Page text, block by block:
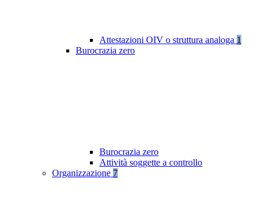
Attestazioni OIV o struttura analoga 1
Burocrazia zero
Burocrazia zero
Attività soggette a controllo
Organizzazione 7